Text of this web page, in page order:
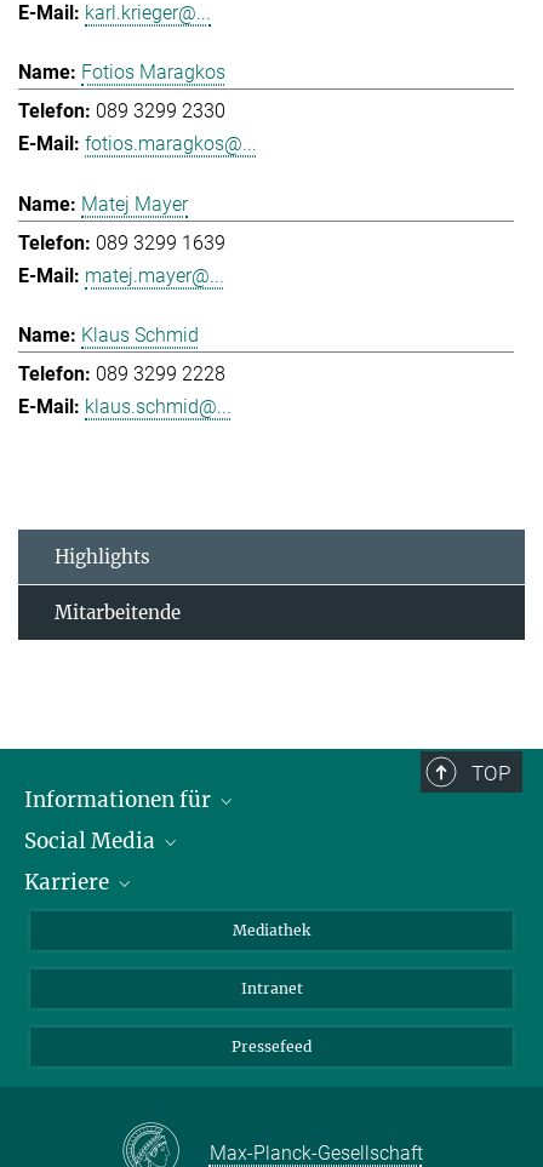
karl.krieger@...
Fotios Maragkos
089 3299 2330
fotios.maragkos@...
Matej Mayer
089 3299 1639
matej.mayer@...
Klaus Schmid
089 3299 2228
klaus.schmid@...
Highlights
Mitarbeitende
TOP
Informationen für
Journalisten
Schule
Social Media
LinkedIn
YouTube
Karriere
Mediathek
Intranet
Pressefeed
Max-Planck-Gesellschaft